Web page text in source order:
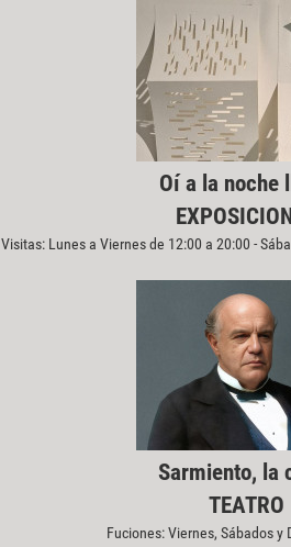
Oí a la noche
Visitas: Lunes a Viernes de 12:00 a 20:00 -
Sarmiento, la
TEATRO
Fuciones: Viernes, Sábados y